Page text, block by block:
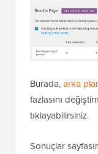
Burada,arka
fazlasını
tıklayabilirsiniz.
Sonuçlar